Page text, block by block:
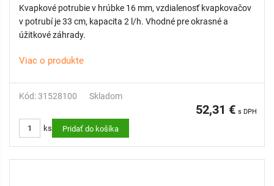
Kvapkové potrubie v hrúbke 16 mm, vzdialenosť kvapkovačov
v potrubí je 33 cm, kapacita 2 l/h. Vhodné pre okrasné a
úžitkové záhrady.
Viac o produkte
Kód: 31528100 Skladom
52,31 € s DPH
ks Pridať do košíka